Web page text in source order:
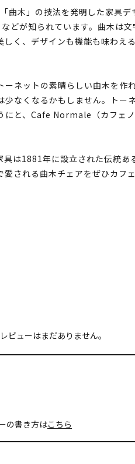
曲木」の技法を発明した家具デ
どが知られています。曲木は
く、デザインも機能も味わえ
ネットの素晴らしい曲木を作
なくなるかもしません。トー
にと、Cafe Normale（カフェ
具は1881年に設立された伝統あ
される曲木チェアをぜひカフ
ビューはまだありません。
の書き方はこちら